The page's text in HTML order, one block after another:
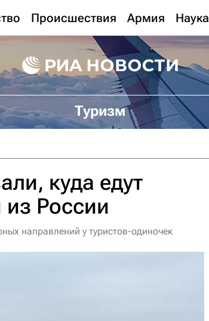
Происшествия Армия Наука
Туризм
куда едут
из России
направлений у туристов-одиночек